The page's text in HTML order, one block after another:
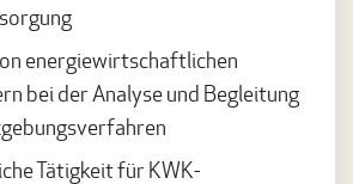
energiewirtschaftlichen
bei der Analyse und Begleitung
Tätigkeit für KWK-